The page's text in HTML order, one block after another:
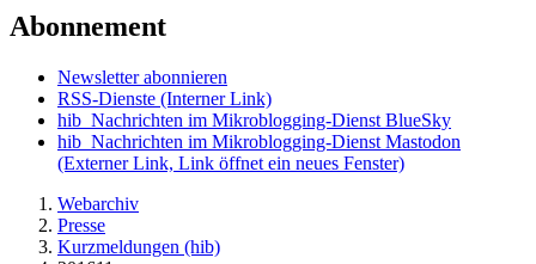
Abonnement
Newsletter abonnieren
RSS-Dienste (Interner Link)
hib_Nachrichten im Mikroblogging-Dienst BlueSky
hib_Nachrichten im Mikroblogging-Dienst Mastodon
(Externer Link, Link öffnet ein neues Fenster)
Webarchiv
Presse
Kurzmeldungen (hib)